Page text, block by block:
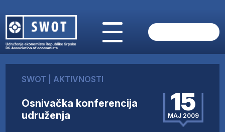
O NAMA
AKTUELNO
ANALIZE
SWOT AKTIVNOSTI
Osnivačka konferencija
udruženja
15
MAJ 2009